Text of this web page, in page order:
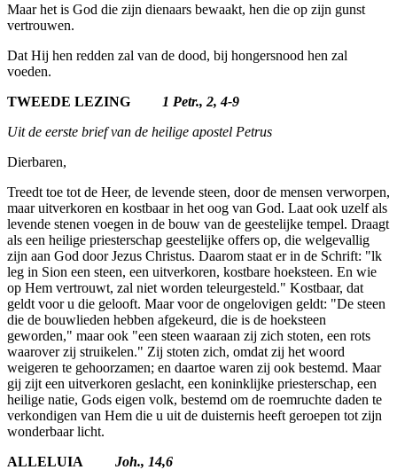
Maar het is God die zijn dienaars bewaakt, hen die op zijn gunst
ver­trouwen.
Dat Hij hen redden zal van de dood, bij hongersnood hen zal
voeden.
TWEEDE LEZING 1 Petr., 2, 4-9
Uit de eerste brief van de heilige apostel Petrus
Dierbaren,
Treedt toe tot de Heer, de levende steen, door de mensen verworpen,
maar uitverkoren en kostbaar in het oog van God. Laat ook uzelf als
levende stenen voegen in de bouw van de geestelijke tempel. Draagt
als een heilige priesterschap geestelijke offers op, die welgevallig
zijn aan God door Jezus Christus. Daarom staat er in de Schrift: "lk
leg in Sion een steen, een uitverkoren, kostbare hoeksteen. En wie
op Hem ver­trouwt, zal niet worden teleurgesteld." Kostbaar, dat
geldt voor u die gelooft. Maar voor de ongelovigen geldt: "De steen
die de bouwlieden hebben afgekeurd, die is de hoeksteen
geworden," maar ook "een steen waaraan zij zich stoten, een rots
waarover zij struikelen." Zij stoten zich, omdat zij het woord
weigeren te gehoorzamen; en daartoe waren zij ook bestemd. Maar
gij zijt een uitverkoren geslacht, een koninklijke priester­schap, een
heilige natie, Gods eigen volk, bestemd om de roemruchte daden te
verkondigen van Hem die u uit de duisternis heeft geroepen tot zijn
wonderbaar licht.
ALLELUIA Joh., 14,6